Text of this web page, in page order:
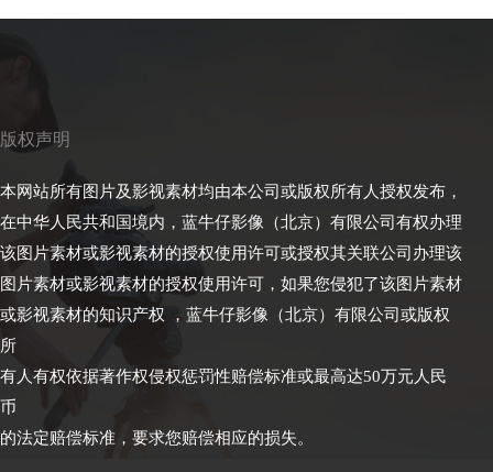
版权声明
本网站所有图片及影视素材均由本公司或版权所有人授权发布，
在中华人民共和国境内，蓝牛仔影像（北京）有限公司有权办理
该图片素材或影视素材的授权使用许可或授权其关联公司办理该
图片素材或影视素材的授权使用许可，如果您侵犯了该图片素材
或影视素材的知识产权 ，蓝牛仔影像（北京）有限公司或版权
所
有人有权依据著作权侵权惩罚性赔偿标准或最高达50万元人民
币
的法定赔偿标准，要求您赔偿相应的损失。